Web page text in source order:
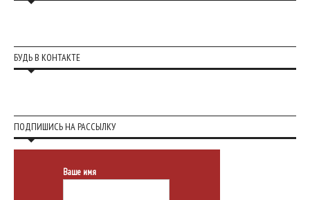
БУДЬ В КОНТАКТЕ
ПОДПИШИСЬ НА РАССЫЛКУ
Ваше имя